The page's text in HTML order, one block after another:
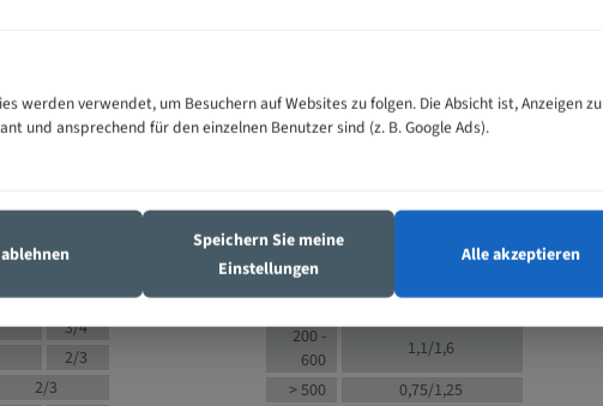
4/6
4/5
3/4
2/3
2/3
25 - 50
6/10
35 - 70
5/8
130 -
350
150 -
1,5/2
200 -
600
1,1/1,6
> 500
0,75/1,25
werden verwendet, um Besuchern auf Websites zu folgen. Die Absicht ist, Anzeigen zu
und ansprechend für den einzelnen Benutzer sind (z. B. Google Ads).
Speichern Sie meine
Einstellungen
Alle akzeptieren